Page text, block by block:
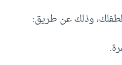
لطفلك، وذلك عن طريق: